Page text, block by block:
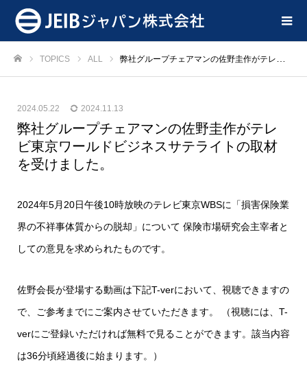
TOPICS ALL 弊社グループチェアマンの佐野圭作がテレビ東京ワールドビジネスサテライトの取材を受けました。
2024.05.22 2024.11.13
弊社グループチェアマンの佐野圭作がテレ
ビ東京ワールドビジネスサテライトの取材
を受けました。
2024年5月20日午後10時放映のテレビ東京WBSに「損害保険業
界の不祥事体質からの脱却」について 保険市場研究会主宰者と
しての意見を求められたものです。
佐野会長が登場する動画は下記T-verにおいて、視聴できますの
で、ご参考までにご案内させていただきます。 （視聴には、T-
verにご登録いただければ無料で見ることができます。該当内容
は36分頃経過後に始まります。）